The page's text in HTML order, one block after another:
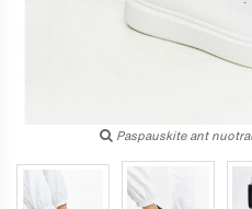
Paspauskite ant